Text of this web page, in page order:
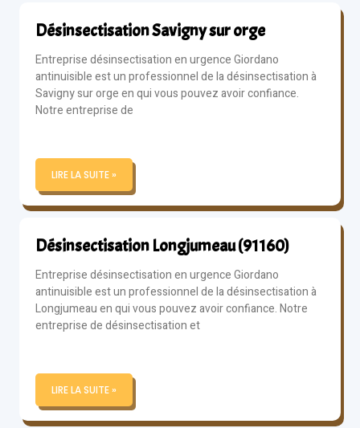
Désinsectisation Savigny sur orge
Entreprise désinsectisation en urgence Giordano
antinuisible est un professionnel de la désinsectisation à
Savigny sur orge en qui vous pouvez avoir confiance.
Notre entreprise de
LIRE LA SUITE »
Désinsectisation Longjumeau (91160)
Entreprise désinsectisation en urgence Giordano
antinuisible est un professionnel de la désinsectisation à
Longjumeau en qui vous pouvez avoir confiance. Notre
entreprise de désinsectisation et
LIRE LA SUITE »